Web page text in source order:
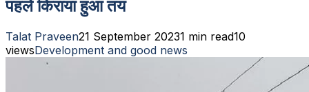
पहले किराया हुआ तय
Talat Praveen21 September 20231 min read10
viewsDevelopment and good news